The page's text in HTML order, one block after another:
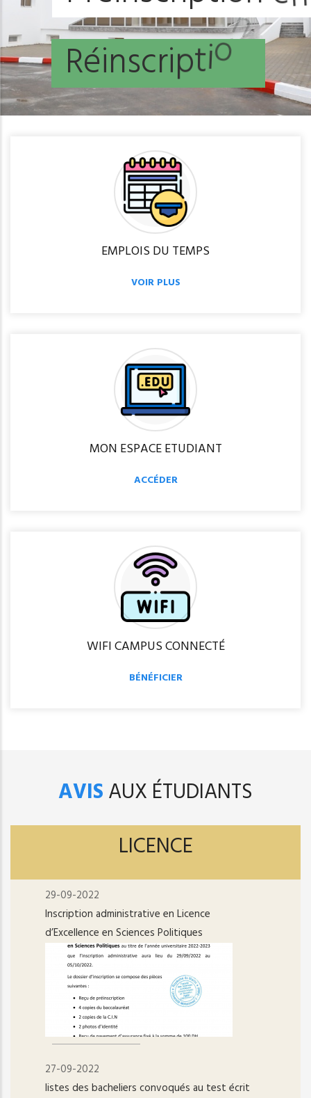
Réinscriptio
EMPLOIS DU TEMPS
VOIR PLUS
MON ESPACE ETUDIANT
ACCÉDER
WIFI CAMPUS CONNECTÉ
BÉNÉFICIER
AVISAUX ÉTUDIANTS
LICENCE
29-09-2022
Inscription administrative en Licence
d’Excellence en Sciences Politiques
27-09-2022
listes des bacheliers convoqués au test écrit